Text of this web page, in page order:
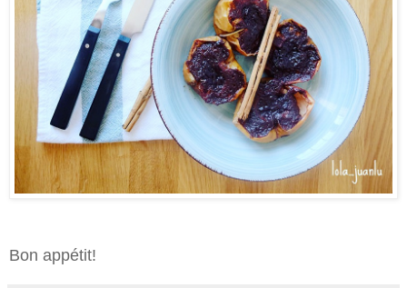
Bon appétit!